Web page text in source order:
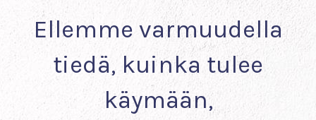
Ellemme varmuudella
tiedä, kuinka tulee
käymään,